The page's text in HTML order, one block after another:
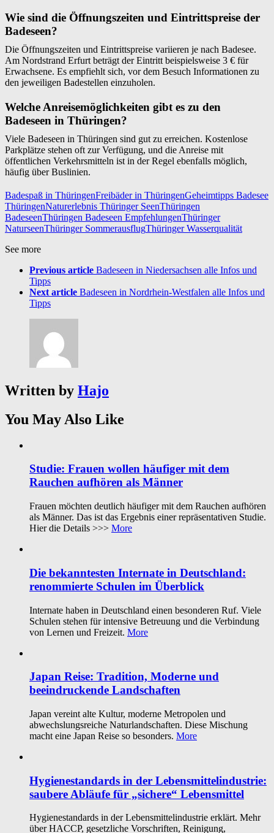
Wie sind die Öffnungszeiten und Eintrittspreise der
Badeseen?
Die Öffnungszeiten und Eintrittspreise variieren je nach Badesee.
Am Nordstrand Erfurt beträgt der Eintritt beispielsweise 3 € für
Erwachsene. Es empfiehlt sich, vor dem Besuch Informationen zu
den jeweiligen Badestellen einzuholen.
Welche Anreisemöglichkeiten gibt es zu den
Badeseen in Thüringen?
Viele Badeseen in Thüringen sind gut zu erreichen. Kostenlose
Parkplätze stehen oft zur Verfügung, und die Anreise mit
öffentlichen Verkehrsmitteln ist in der Regel ebenfalls möglich,
häufig über Buslinien.
Badespaß in ThüringenFreibäder in ThüringenGeheimtipps Badesee
ThüringenNaturerlebnis Thüringer SeenThüringen
BadeseenThüringen Badeseen EmpfehlungenThüringer
NaturseenThüringer SommerausflugThüringer Wasserqualität
See more
Previous article Badeseen in Niedersachsen alle Infos und
Tipps
Next article Badeseen in Nordrhein-Westfalen alle Infos und
Tipps
Written by Hajo
You May Also Like
Studie: Frauen wollen häufiger mit dem
Rauchen aufhören als Männer
Frauen möchten deutlich häufiger mit dem Rauchen aufhören
als Männer. Das ist das Ergebnis einer repräsentativen Studie.
Hier die Details >>> More
Die bekanntesten Internate in Deutschland:
renommierte Schulen im Überblick
Internate haben in Deutschland einen besonderen Ruf. Viele
Schulen stehen für intensive Betreuung und die Verbindung
von Lernen und Freizeit. More
Japan Reise: Tradition, Moderne und
beeindruckende Landschaften
Japan vereint alte Kultur, moderne Metropolen und
abwechslungsreiche Naturlandschaften. Diese Mischung
macht eine Japan Reise so besonders. More
Hygienestandards in der Lebensmittelindustrie:
saubere Abläufe für „sichere“ Lebensmittel
Hygienestandards in der Lebensmittelindustrie erklärt. Mehr
über HACCP, gesetzliche Vorschriften, Reinigung,